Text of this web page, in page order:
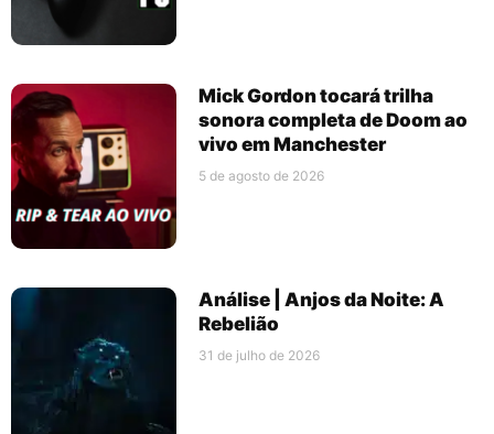
Mick Gordon tocará trilha
sonora completa de Doom ao
vivo em Manchester
5 de agosto de 2026
Análise | Anjos da Noite: A
Rebelião
31 de julho de 2026